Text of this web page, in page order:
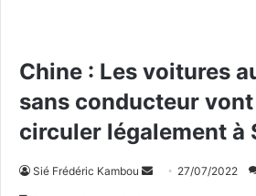
Chine : Les voitures
sans conducteur
circuler légalement à
Sié Frédéric Kambou 27/07/2022